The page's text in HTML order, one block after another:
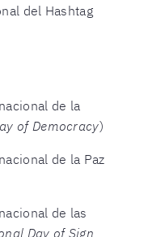
del Hashtag
de la
of Democracy)
de la Paz
de las
Day of Sign